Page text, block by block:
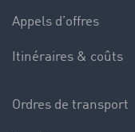
Appels d’offres
Itinéraires & coûts
Ordres de transport